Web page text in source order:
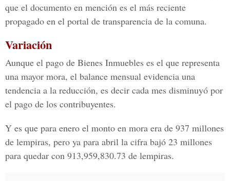
que el documento en mención es el más reciente
propagado en el portal de transparencia de la comuna.
Variación
Aunque el pago de Bienes Inmuebles es el que representa
una mayor mora, el balance mensual evidencia una
tendencia a la reducción, es decir cada mes disminuyó por
el pago de los contribuyentes.
Y es que para enero el monto en mora era de 937 millones
de lempiras, pero ya para abril la cifra bajó 23 millones
para quedar con 913,959,830.73 de lempiras.